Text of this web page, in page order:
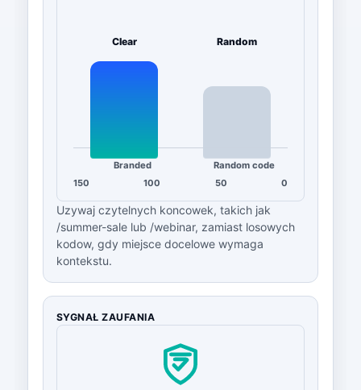
150 100 50 0
Clear
Branded
Random
Random code
Uzywaj czytelnych koncowek, takich jak
/summer-sale lub /webinar, zamiast losowych
kodow, gdy miejsce docelowe wymaga
kontekstu.
SYGNAŁ ZAUFANIA